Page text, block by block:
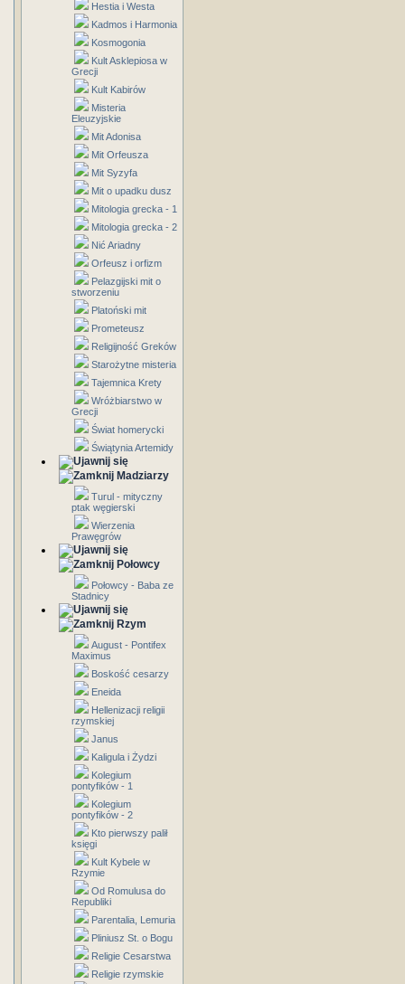
Hestia i Westa
Kadmos i Harmonia
Kosmogonia
Kult Asklepiosa w
Grecji
Kult Kabirów
Misteria
Eleuzyjskie
Mit Adonisa
Mit Orfeusza
Mit Syzyfa
Mit o upadku dusz
Mitologia grecka - 1
Mitologia grecka - 2
Nić Ariadny
Orfeusz i orfizm
Pelazgijski mit o
stworzeniu
Platoński mit
Prometeusz
Religijność Greków
Starożytne misteria
Tajemnica Krety
Wróżbiarstwo w
Grecji
Świat homerycki
Świątynia Artemidy
Madziarzy
Turul - mityczny
ptak węgierski
Wierzenia
Prawęgrów
Połowcy
Połowcy - Baba ze
Stadnicy
Rzym
August - Pontifex
Maximus
Boskość cesarzy
Eneida
Hellenizacji religii
rzymskiej
Janus
Kaligula i Żydzi
Kolegium
pontyfików - 1
Kolegium
pontyfików - 2
Kto pierwszy palił
księgi
Kult Kybele w
Rzymie
Od Romulusa do
Republiki
Parentalia, Lemuria
Pliniusz St. o Bogu
Religie Cesarstwa
Religie rzymskie